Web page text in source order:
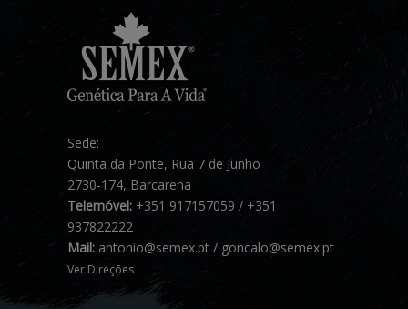
Sede:
Quinta da Ponte, Rua 7 de Junho
2730-174, Barcarena
Telemóvel: +351 917157059 / +351
937822222
Mail: antonio@semex.pt / goncalo@semex.pt
Ver Direções